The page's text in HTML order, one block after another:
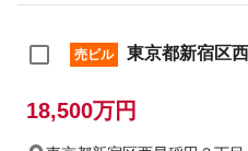
売ビル 東京都新宿区
18,500万円